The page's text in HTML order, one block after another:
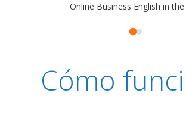
Online Business English in the
Cómo